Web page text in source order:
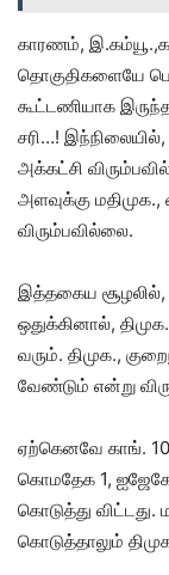
காரணம்,
தொகுதிகளையே
கூட்டணியாக
சரி…!
அக்கட்சி
அளவுக்கு
விரும்பவில்லை.
இத்தகைய சூழலில்,
ஒதுக்கினால்,
வரும். திமுக.,
வேண்டும் என்று
ஏற்கெனவே காங். 10,
கொமதேக 1,
கொடுத்து விட்டது.
கொடுத்தாலும்